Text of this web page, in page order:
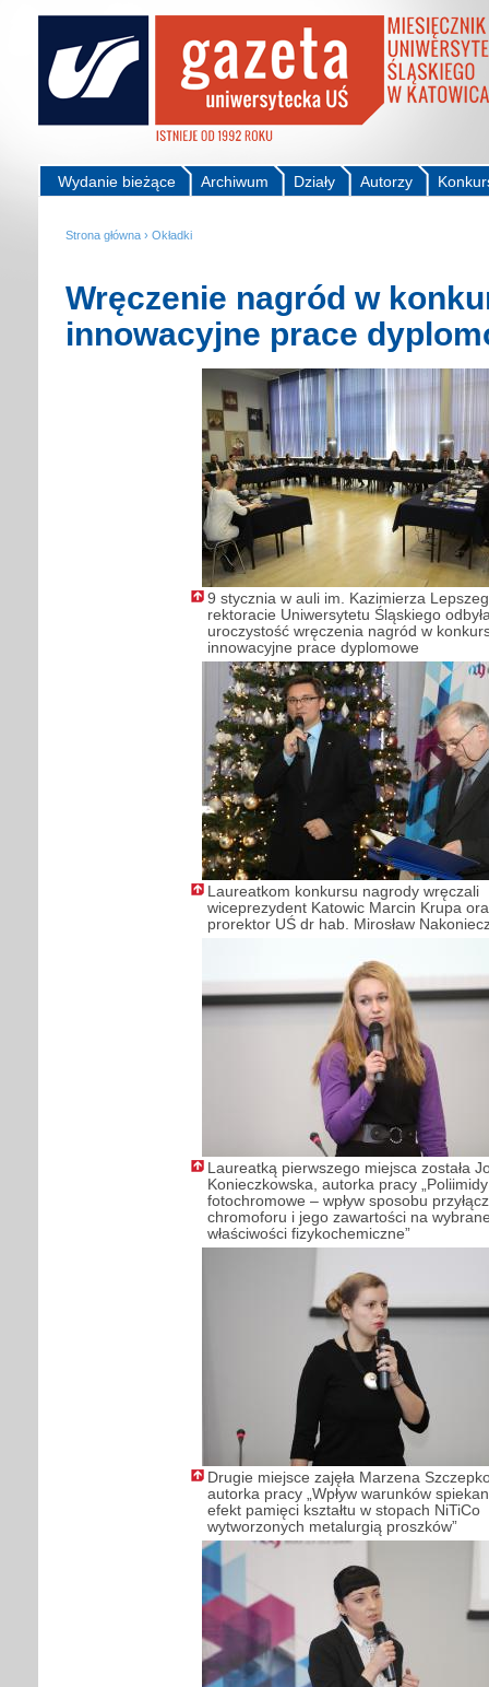
Autorzy
Działy
Archiwum
Wydanie bieżące
Strona główna › Okładki
Wręczenie nagród w
innowacyjne prace
9 stycznia w auli im. Kazimierza
rektoracie Uniwersytetu Śląskiego
uroczystość wręczenia nagród w
innowacyjne prace dyplomowe
Laureatkom konkursu nagrody wręczali
wiceprezydent Katowic Marcin Krupa
prorektor UŚ dr hab. Mirosław
Laureatką pierwszego miejsca została
Konieczkowska, autorka pracy „Poliimidy
fotochromowe – wpływ sposobu
chromoforu i jego zawartości na
właściwości fizykochemiczne”
Drugie miejsce zajęła Marzena
autorka pracy „Wpływ warunków
efekt pamięci kształtu w stopach NiTiCo
wytworzonych metalurgią proszków”